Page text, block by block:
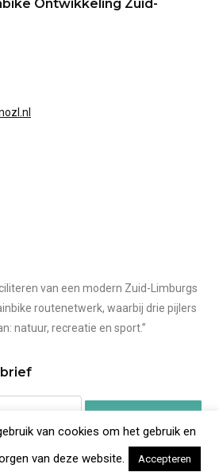
Ontwikkeling Zuid-
van een modern Zuid-Limburgs
routenetwerk, waarbij drie pijlers
natuur, recreatie en sport.”
by EmailOctopus
van cookies om het gebruik en
van deze website.
Accepteren